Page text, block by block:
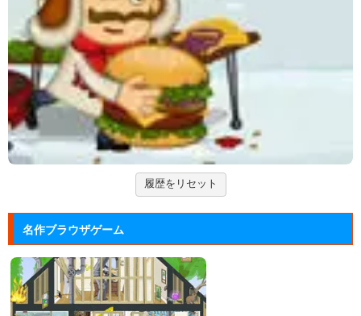
実機スロット「エヴァンゲリオン まごころを、君
に」をシミュレ...
Arkanoid
タイトーが開発したアーケードゲーム「アルカノイ
ド」の無料ゲー...
ズーキーパー2
動物たちを3匹以上にして捕まえていくパズルゲー
履歴をリセット
名作ブラウザゲーム